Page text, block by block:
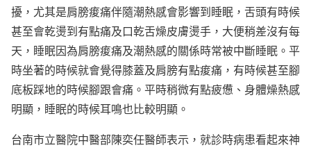
擾，尤其是肩膀痠痛伴隨潮熱感會影響到睡眠，舌頭有時候
甚至會乾燙到有點痛及口乾舌燥皮膚燙手，大便稍差沒有每
天，睡眠因為肩膀痠痛及潮熱感的關係時常被中斷睡眠。平
時坐著的時候就會覺得膝蓋及肩膀有點痠痛，有時候甚至腳
底板踩地的時候腳跟會痛。平時稍微有點疲憊、身體燥熱感
明顯，睡眠的時候耳鳴也比較明顯。
台南市立醫院中醫部陳奕任醫師表示，就診時病患看起來神